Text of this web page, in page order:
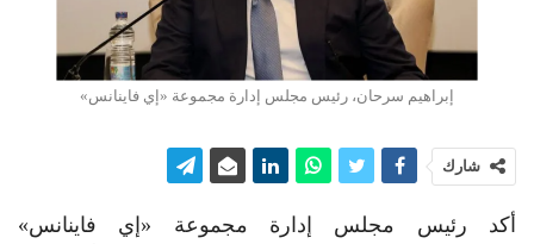
إبراهيم سرحان، رئيس مجلس إدارة مجموعة «إي فاينانس»
شارك
أكد رئيس مجلس إدارة مجموعة «إي فاينانس»